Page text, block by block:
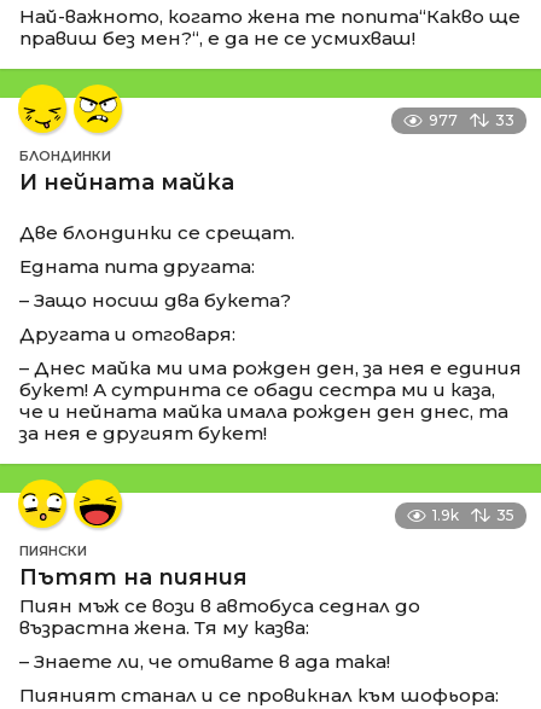
Най-важното, когато жена те попита“Какво ще
правиш без мен?“, е да не се усмихваш!
977 33
БЛОНДИНКИ
И нейната майка
Две блондинки се срещат.
Едната пита другата:
– Защо носиш два букета?
Другата и отговаря:
– Днес майка ми има рожден ден, за нея е единия
букет! А сутринта се обади сестра ми и каза,
че и нейната майка имала рожден ден днес, та
за нея е другият букет!
1.9k 35
ПИЯНСКИ
Пътят на пияния
Пиян мъж се вози в автобуса седнал до
възрастна жена. Тя му казва:
– Знаете ли, че отивате в ада така!
Пияният станал и се провикнал към шофьора: